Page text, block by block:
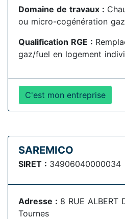
Domaine de travaux :
ou micro-cogénération
Qualification RGE :
gaz/fuel en logement
C'est mon entreprise
SAREMICO
SIRET : 34906040000034
Adresse : 8 RUE ALBERT
Tournes